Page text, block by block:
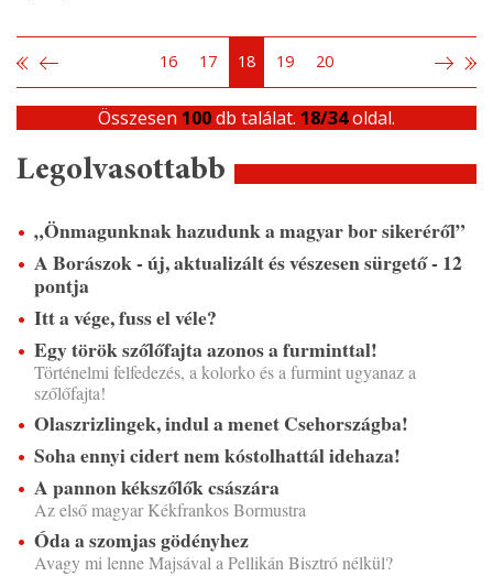
16 17 18 19 20
Összesen 100db találat. 18/34oldal.
Legolvasottabb
„Önmagunknak hazudunk a magyar bor sikeréről”
A Borászok - új, aktualizált és vészesen sürgető - 12
pontja
Itt a vége, fuss el véle?
Egy török szőlőfajta azonos a furminttal!
Történelmi felfedezés, a kolorko és a furmint ugyanaz a
szőlőfajta!
Olaszrizlingek, indul a menet Csehországba!
Soha ennyi cidert nem kóstolhattál idehaza!
A pannon kékszőlők császára
Az első magyar Kékfrankos Bormustra
Óda a szomjas gödényhez
Avagy mi lenne Majsával a Pellikán Bisztró nélkül?